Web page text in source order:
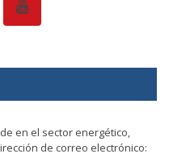
en el sector energético,
de correo electrónico: